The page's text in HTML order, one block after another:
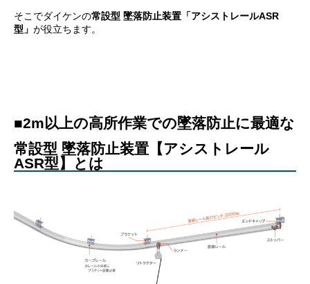
そこでダイケンの常設型 墜落防止装置「アシストレールASR
型」 が役立ちます。
■2m 以上の高所作業での墜落防止に最適な
常設型 墜落防止装置【アシストレール
ASR型】とは